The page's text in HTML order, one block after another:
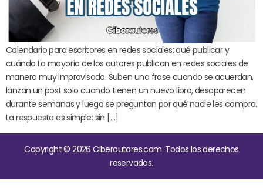
Calendario para escritores en redes sociales: qué publicar y
cuándo La mayoría de los autores publican en redes sociales de
manera muy improvisada. Suben una frase cuando se acuerdan,
lanzan un post solo cuando tienen un nuevo libro, desaparecen
durante semanas y luego se preguntan por qué nadie les compra.
La respuesta es simple: sin […]
Copyright © 2026 Ciberautores.com. Todos los derechos
reservados.